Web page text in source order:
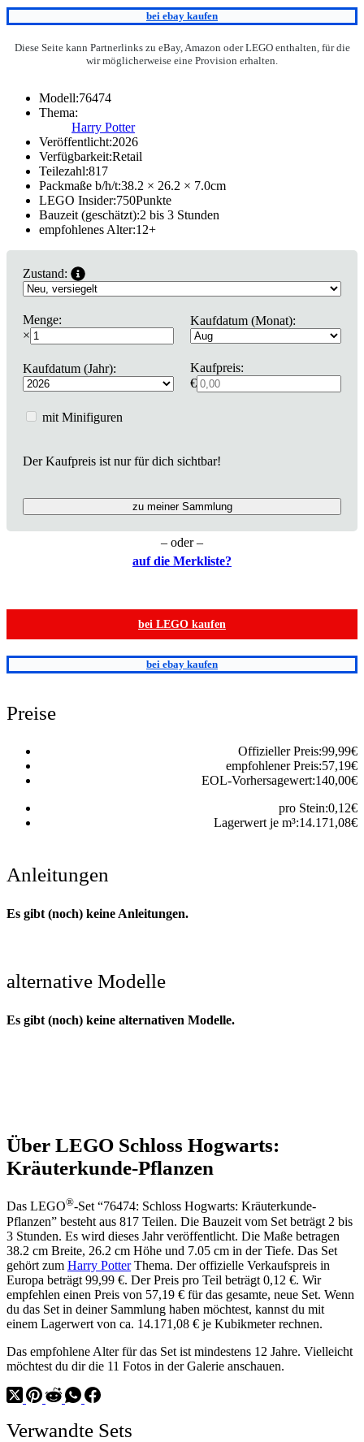
bei ebay kaufen
Diese Seite kann Partnerlinks zu eBay, Amazon oder LEGO enthalten, für die
wir möglicherweise eine Provision erhalten.
Modell:76474
Thema:
Harry Potter
Veröffentlicht:2026
Verfügbarkeit:Retail
Teilezahl:817
Packmaße b/h/t:38.2 × 26.2 × 7.0cm
LEGO Insider:750Punkte
Bauzeit (geschätzt):2 bis 3 Stunden
empfohlenes Alter:12+
Zustand:
Menge:
×
Kaufdatum (Monat):
Kaufdatum (Jahr):
Kaufpreis:
€
Der Kaufpreis ist nur für dich sichtbar!
zu meiner Sammlung
mit Minifiguren
– oder –
auf die Merkliste?
bei LEGO kaufen
bei ebay kaufen
Preise
Offizieller Preis:99,99€
empfohlener Preis:57,19€
EOL-Vorhersagewert:140,00€
pro Stein:0,12€
Lagerwert je m³:14.171,08€
Anleitungen
Es gibt (noch) keine Anleitungen.
alternative Modelle
Es gibt (noch) keine alternativen Modelle.
Über LEGO Schloss Hogwarts:
Kräuterkunde-Pflanzen
Das LEGO®-Set “76474: Schloss Hogwarts: Kräuterkunde-
Pflanzen” besteht aus 817 Teilen. Die Bauzeit vom Set beträgt 2 bis
3 Stunden. Es wird dieses Jahr veröffentlicht. Die Maße betragen
38.2 cm Breite, 26.2 cm Höhe und 7.05 cm in der Tiefe. Das Set
gehört zum Harry PotterThema. Der offizielle Verkaufspreis in
Europa beträgt 99,99 €. Der Preis pro Teil beträgt 0,12 €. Wir
empfehlen einen Preis von 57,19 € für das gesamte, neue Set. Wenn
du das Set in deiner Sammlung haben möchtest, kannst du mit
einem Lagerwert von ca. 14.171,08 € je Kubikmeter rechnen.
Das empfohlene Alter für das Set ist mindestens 12 Jahre. Vielleicht
möchtest du dir die 11 Fotos in der Galerie anschauen.
Verwandte Sets